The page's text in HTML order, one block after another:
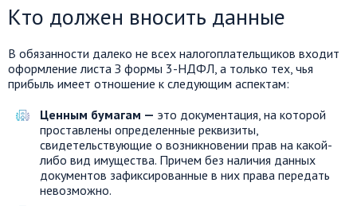
Кто должен вносить данные
В обязанности далеко не всех налогоплательщиков входит
оформление листа З формы 3-НДФЛ, а только тех, чья
прибыль имеет отношение к следующим аспектам:
Ценным бумагам — это документация, на которой
проставлены определенные реквизиты,
свидетельствующие о возникновении прав на какой-
либо вид имущества. Причем без наличия данных
документов зафиксированные в них права передать
невозможно.